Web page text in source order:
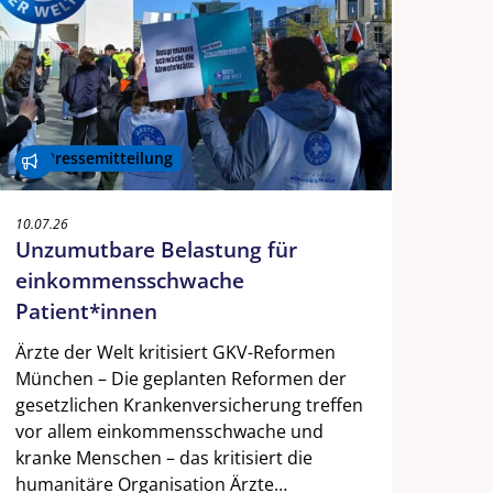
Pressemitteilung
10.07.26
Unzumutbare Belastung für
einkommensschwache
Patient*innen
Ärzte der Welt kritisiert GKV-Reformen
München – Die geplanten Reformen der
gesetzlichen Krankenversicherung treffen
vor allem einkommensschwache und
kranke Menschen – das kritisiert die
humanitäre Organisation Ärzte…